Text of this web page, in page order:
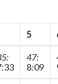
5
47:
8:09